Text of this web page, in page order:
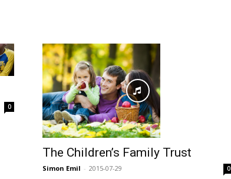
0
The Children’s Family Trust
Simon Emil - 2015-07-29 0